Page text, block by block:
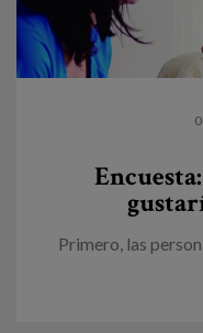
Primero, las